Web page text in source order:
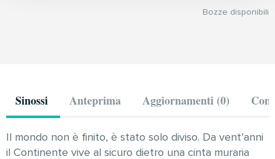
Bozze disponibili
Sinossi Anteprima Aggiornamenti (0)
Il mondo non è finito, è stato solo diviso. Da vent’anni
il Continente vive al sicuro dietro una cinta muraria